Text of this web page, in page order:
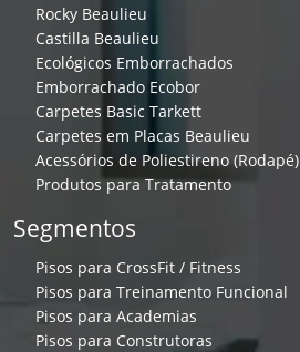
Rocky Beaulieu
Castilla Beaulieu
Ecológicos Emborrachados
Emborrachado Ecobor
Carpetes Basic Tarkett
Carpetes em Placas Beaulieu
Acessórios de Poliestireno (Rodapé)
Produtos para Tratamento
Segmentos
Pisos para CrossFit / Fitness
Pisos para Treinamento Funcional
Pisos para Academias
Pisos para Construtoras